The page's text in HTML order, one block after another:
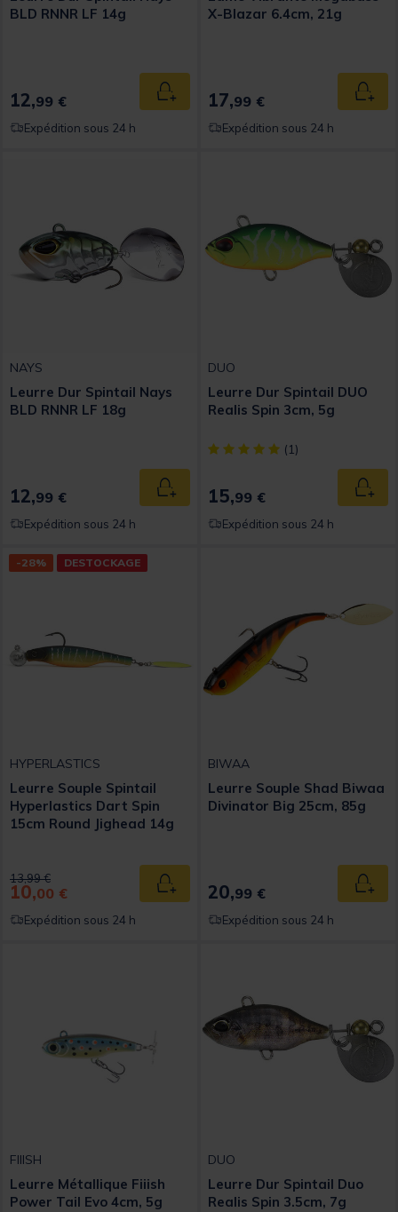
BLD RNNR LF 14g
12,99 € Ajouter au panier
Expédition sous 24 h
X-Blazar 6.4cm, 21g
17,99 €
Expédition sous 24 h
NAYS
Leurre Dur Spintail Nays
BLD RNNR LF 18g
12,99 € Ajouter au panier
Expédition sous 24 h
DUO
Leurre Dur Spintail DUO
Realis Spin 3cm, 5g
[object Object] out of 5
(1)
15,99 €
Expédition sous 24 h
-28% DESTOCKAGE
HYPERLASTICS
Leurre Souple Spintail
Hyperlastics Dart Spin
15cm Round Jighead 14g
Price reduced from
13,99 €to
10,00 € Ajouter au panier
Expédition sous 24 h
BIWAA
Leurre Souple Shad Biwaa
Divinator Big 25cm, 85g
20,99 €
Expédition sous 24 h
FIIISH
Leurre Métallique Fiiish
Power Tail Evo 4cm, 5g
DUO
Leurre Dur Spintail Duo
Realis Spin 3.5cm, 7g